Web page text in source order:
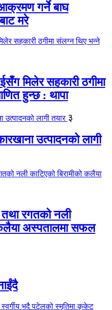
आक्रमण गर्ने बाघ
मरे
मिलेर सहकारी ठगीमा
हुन्छ : थापा
३
उत्पादनको लागी
रगतको नली
कलैया अस्पतालमा सफल